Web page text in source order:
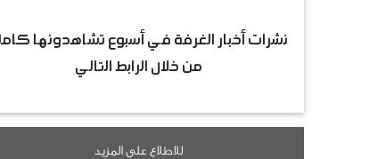
نشرات أخبار الغرفة في أسبوع تشاهدونها
من خلال الرابط التالي
للاطلاع على المزيد